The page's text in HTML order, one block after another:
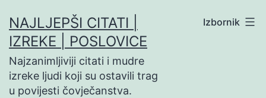
na
sadržaj
NAJLJEPŠI CITATI |
IZREKE | POSLOVICE
Najzanimljiviji citati i mudre
izreke ljudi koji su ostavili trag
u povijesti čovječanstva.
Izbornik